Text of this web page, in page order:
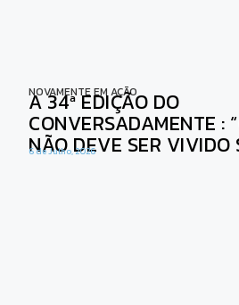
NOVAMENTE EM AÇÃO
A 34ª EDIÇÃO DO
CONVERSADAMENTE :
NÃO DEVE SER VIVIDO
6 de Julho, 2026